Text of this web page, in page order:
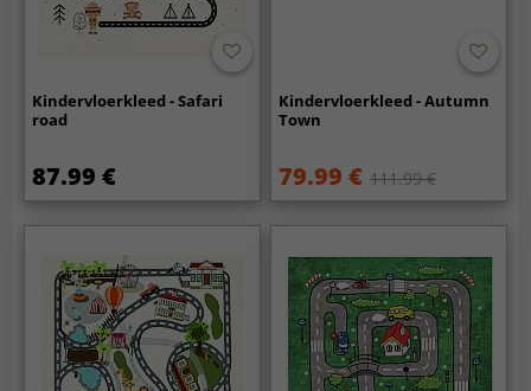
Kindervloerkleed - Safari
road
87.99 €
Kindervloerkleed - Autumn
Town
79.99 € 111.99 €